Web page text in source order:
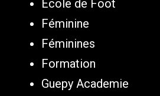
Ecole de Foot
Féminine
Féminines
Formation
Guepy Academie